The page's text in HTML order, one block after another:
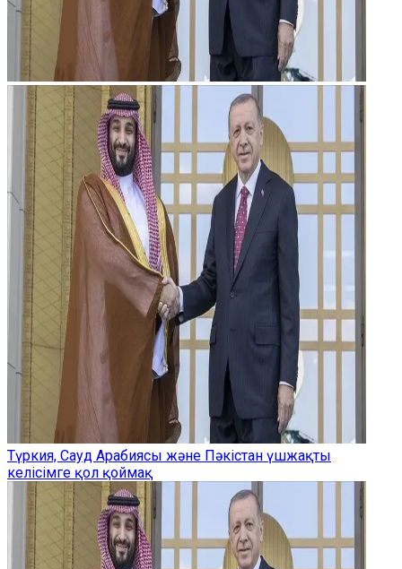
Түркия, Сауд Арабиясы және Пәкістан үшжақты
келісімге қол қоймақ